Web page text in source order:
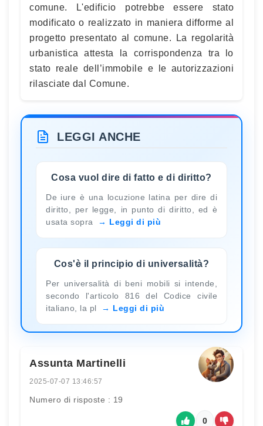
comune. L'edificio potrebbe essere stato
modificato o realizzato in maniera difforme al
progetto presentato al comune. La regolarità
urbanistica attesta la corrispondenza tra lo
stato reale dell’immobile e le autorizzazioni
rilasciate dal Comune.
LEGGI ANCHE
Cosa vuol dire di fatto e di diritto?
De iure è una locuzione latina per dire di
diritto, per legge, in punto di diritto, ed è
usata sopra
Leggi di più
Cos'è il principio di universalità?
Per universalità di beni mobili si intende,
secondo l'articolo 816 del Codice civile
italiano, la pl
Leggi di più
Assunta Martinelli
2025-07-07 13:46:57
Numero di risposte : 19
0